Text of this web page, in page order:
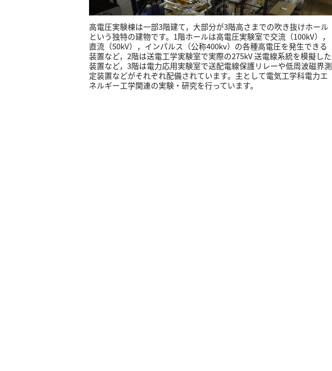
高電圧実験棟は一部3階建て，大部分が3階高さまでの吹き抜けホール
という独特の建物です。1階ホールは高電圧実験室で交流（100kV），
直流（50kV），インパルス（公称400kv）の各種高電圧を発生できる
装置など，2階は送電工学実験室で実際の275kV 送電線系統を模擬した
装置など，3階は電力応用実験室で送配電線保護リレーや低周波磁界測
定装置などがそれぞれ配備されています。主として電気工学科電力エ
ネルギー工学関連の実験・研究を行っています。